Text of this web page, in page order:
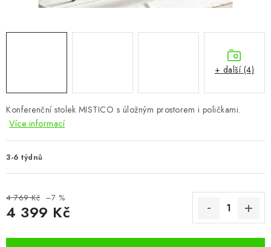
OSTATNÍ
VÝPRODEJ
Vše o nákupu
Konferenční stolek MISTICO s úložným prostorem i poličkami.
Více informací
3-6 týdnů
4 769 Kč –7 %
4 399 Kč
+ další (4)